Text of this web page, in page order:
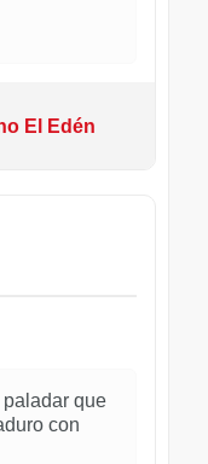
El Edén
que
con